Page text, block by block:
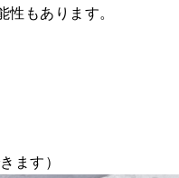
性 もあります。
ます）